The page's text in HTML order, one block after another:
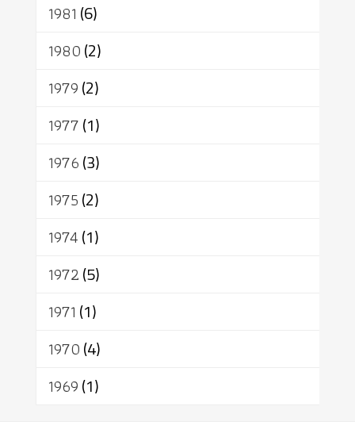
1981 (6)
1980(2)
1979(2)
1977(1)
1976(3)
1975(2)
1974(1)
1972(5)
1971 (1)
1970(4)
1969(1)